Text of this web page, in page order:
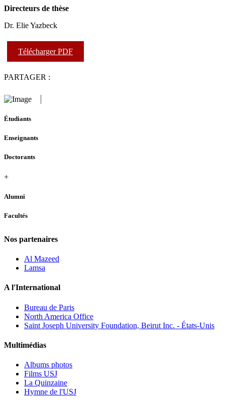
Directeurs de thèse
Dr. Elie Yazbeck
Télécharger PDF
PARTAGER :
Étudiants
Enseignants
Doctorants
+
Alumni
Facultés
Nos partenaires
Al Mazeed
Lamsa
A l'International
Bureau de Paris
North America Office
Saint Joseph University Foundation, Beirut Inc. - États-Unis
Multimédias
Albums photos
Films USJ
La Quinzaine
Hymne de l'USJ